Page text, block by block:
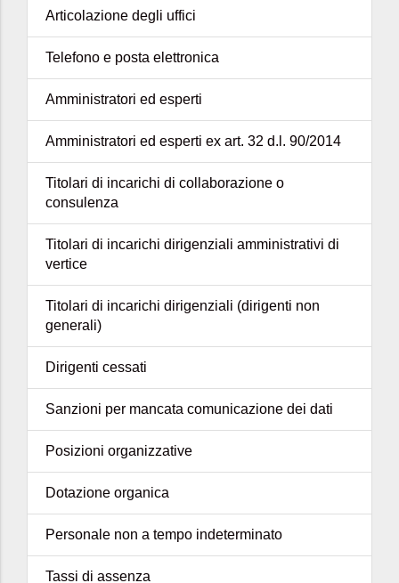
Articolazione degli uffici
Telefono e posta elettronica
Amministratori ed esperti
Amministratori ed esperti ex art. 32 d.l. 90/2014
Titolari di incarichi di collaborazione o
consulenza
Titolari di incarichi dirigenziali amministrativi di
vertice
Titolari di incarichi dirigenziali (dirigenti non
generali)
Dirigenti cessati
Sanzioni per mancata comunicazione dei dati
Posizioni organizzative
Dotazione organica
Personale non a tempo indeterminato
Tassi di assenza